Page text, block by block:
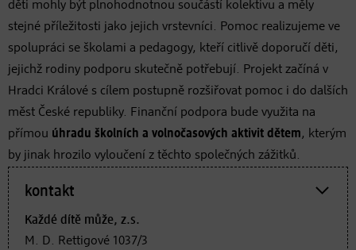
děti mohly být plnohodnotnou součástí kolektivu a měly
stejné příležitosti jako jejich vrstevníci. Pomoc realizujeme ve
spolupráci se školami a pedagogy, kteří citlivě doporučí děti,
jejichž rodiny podporu skutečně potřebují. Projekt začíná v
Hradci Králové s cílem postupně rozšiřovat pomoc i do dalších
měst České republiky. Finanční podpora bude využita na
přímou úhradu školních a volnočasových aktivit dětem, kterým
by jinak hrozilo vyloučení z těchto společných zážitků.
kontakt
Každé dítě může, z.s.
M. D. Rettigové 1037/3